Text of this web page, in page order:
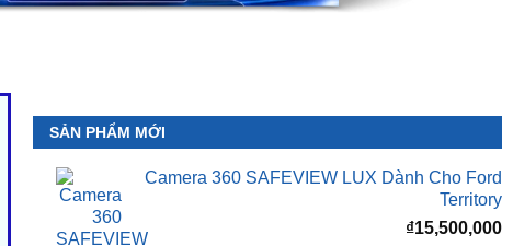
SẢN PHẨM MỚI
Camera 360 SAFEVIEW LUX Dành Cho Ford
Territory
₫15,500,000